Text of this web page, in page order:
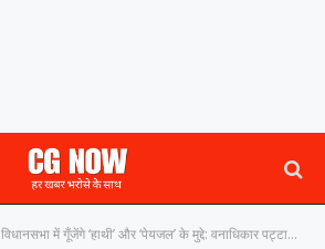
विधानसभा में गूँजेंगे ‘हाथी’ और ‘पेयजल’ के मुद्दे: वनाधिकार पट्टा और बिजली संकट पर भी घिरेगी सरकार, जनहित के 77 मुद्दों पर मचेगा घमासान